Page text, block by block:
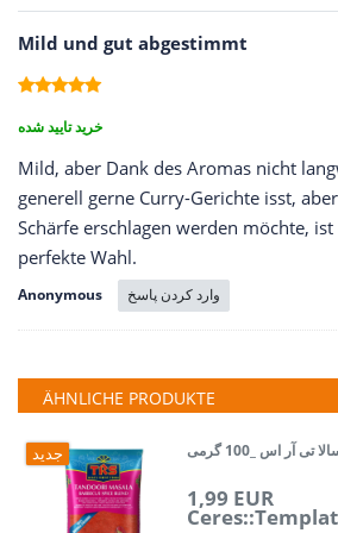
Mild und gut abgestimmt
خرید تایید شده
Mild, aber Dank des Aromas nicht
generell gerne Curry-Gerichte isst,
Schärfe erschlagen werden möchte,
perfekte Wahl.
Anonymous وارد کردن پاسخ
ÄHNLICHE PRODUKTE
جدید آر اس _100 گرمی
1,99 EUR